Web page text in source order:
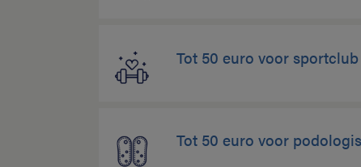
Tot 50 euro voor
Tot 50 euro voor